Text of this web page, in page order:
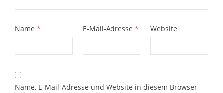
Name * E-Mail-Adresse * Website
Name, E-Mail-Adresse und Website in diesem Browser